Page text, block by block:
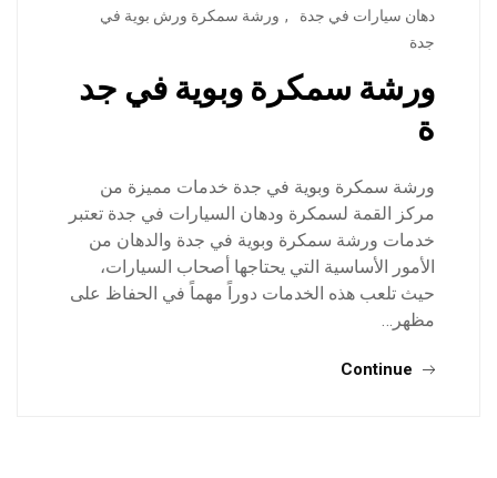
دهان سيارات في جدة
, ورشة سمكرة ورش بوية في
جدة
ورشة سمكرة وبوية في جد
ة
ورشة سمكرة وبوية في جدة خدمات مميزة من
مركز القمة لسمكرة ودهان السيارات في جدة تعتبر
خدمات ورشة سمكرة وبوية في جدة والدهان من
الأمور الأساسية التي يحتاجها أصحاب السيارات،
حيث تلعب هذه الخدمات دوراً مهماً في الحفاظ على
مظهر…
Continue